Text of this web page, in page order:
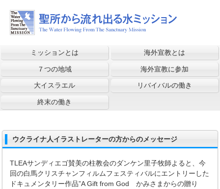
ミッションとは 海外宣教とは
７つの地域 海外宣教に参加
大イスラエル リバイバルの働き
終末の働き
ウクライナ人イラストレーターの方からのメッセージ
TLEAサンディエゴ賛美の柱教会のダンケン里子牧師よると、今
回の白馬クリスチャンフィルムフェスティバルにエントリーした
ドキュメンタリー作品”A Gift from God かみさまからの贈り